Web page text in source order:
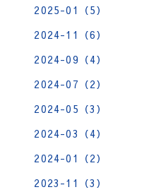
2025-01（5）
2024-11（6）
2024-09（4）
2024-07（2）
2024-05（3）
2024-03（4）
2024-01（2）
2023-11（3）